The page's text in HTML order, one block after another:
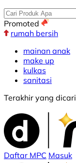
Promoted
rumah bersih
mainan anak
make up
kulkas
sanitasi
Terakhir yang dicari
Daftar MPC Masuk